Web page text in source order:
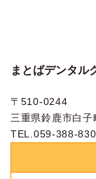
まとばデンタル
〒510-0244
三重県鈴鹿市白子
TEL.059-388-